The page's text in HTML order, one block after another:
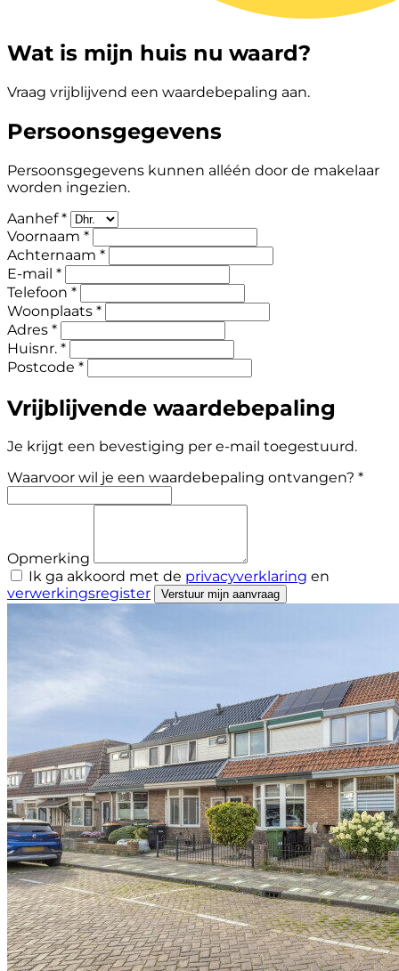
Wat is mijn huis nu waard?
Vraag vrijblijvend een waardebepaling aan.
Persoonsgegevens
Persoonsgegevens kunnen alléén door de makelaar
worden ingezien.
Aanhef *
Voornaam *
Achternaam *
E-mail *
Telefoon *
Woonplaats *
Adres *
Huisnr. *
Postcode *
Vrijblijvende waardebepaling
Je krijgt een bevestiging per e-mail toegestuurd.
Waarvoor wil je een waardebepaling ontvangen? *
Opmerking
Ik ga akkoord met de privacyverklaring en
verwerkingsregister
Verstuur mijn aanvraag